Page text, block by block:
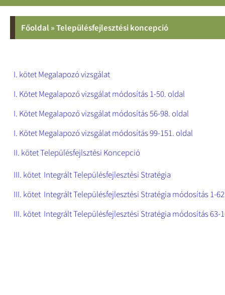
Főoldal »Településfejlesztési koncepció
I. kötet Megalapozó vizsgálat
I. Kötet Megalapozó vizsgálat módosítás 1-50. oldal
I. Kötet Megalapozó vizsgálat módosítás 56-98. oldal
I. Kötet Megalapozó vizsgálat módosítás 99-151. oldal
II. kötet Településfejlsztési Koncepció
III. kötet Integrált Településfejlesztési Stratégia
III. kötet Integrált Településfejlesztési Stratégia módosítás 1-
III. kötet Integrált Településfejlesztési Stratégia módosítás 63-